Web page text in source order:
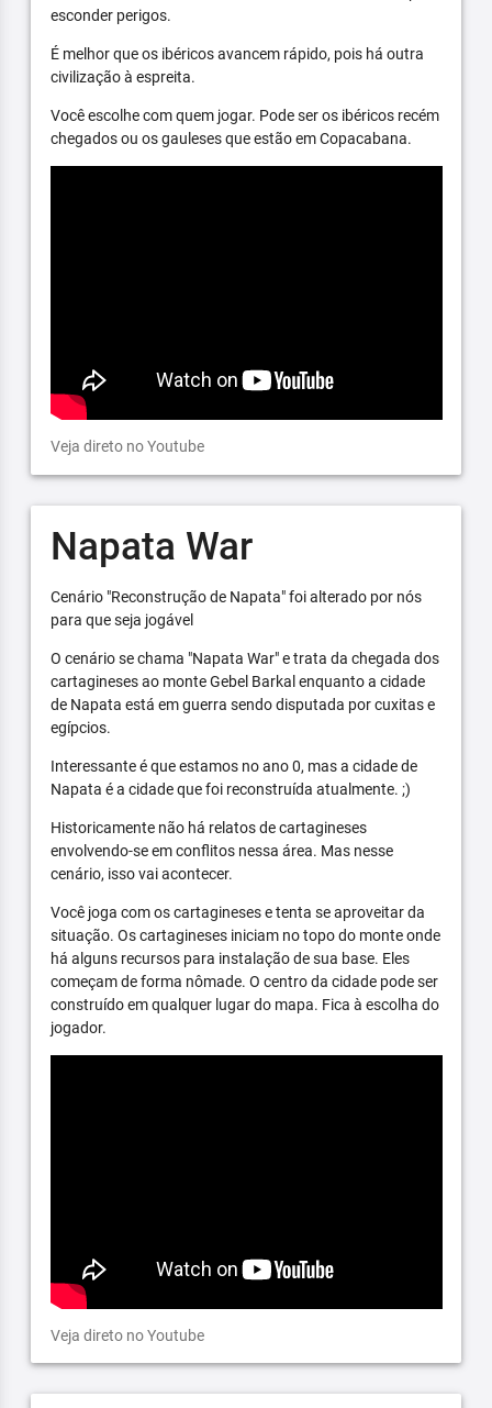
esconder perigos.
É melhor que os ibéricos avancem rápido, pois há outra
civilização à espreita.
Você escolhe com quem jogar. Pode ser os ibéricos recém
chegados ou os gauleses que estão em Copacabana.
Veja direto no Youtube
Napata War
Cenário "Reconstrução de Napata" foi alterado por nós
para que seja jogável
O cenário se chama "Napata War" e trata da chegada dos
cartagineses ao monte Gebel Barkal enquanto a cidade
de Napata está em guerra sendo disputada por cuxitas e
egípcios.
Interessante é que estamos no ano 0, mas a cidade de
Napata é a cidade que foi reconstruída atualmente. ;)
Historicamente não há relatos de cartagineses
envolvendo-se em conflitos nessa área. Mas nesse
cenário, isso vai acontecer.
Você joga com os cartagineses e tenta se aproveitar da
situação. Os cartagineses iniciam no topo do monte onde
há alguns recursos para instalação de sua base. Eles
começam de forma nômade. O centro da cidade pode ser
construído em qualquer lugar do mapa. Fica à escolha do
jogador.
Veja direto no Youtube